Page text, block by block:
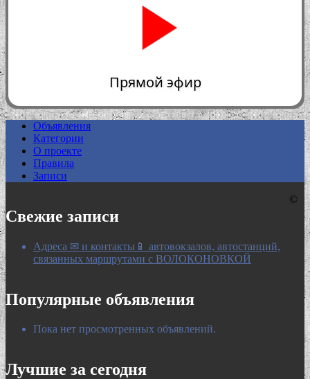
0:00
Прямой эфир
Объявления
Категории
О проекте
Правила
Записи
Свежие записи
Адреса ✉ и контакты📱 автовокзалов, автостанций,
связанных маршрутами с ВОЛОКОНОВКОЙ
Популярные объявления
Пока нет просмотренных объявлений.
Лучшие за сегодня
©